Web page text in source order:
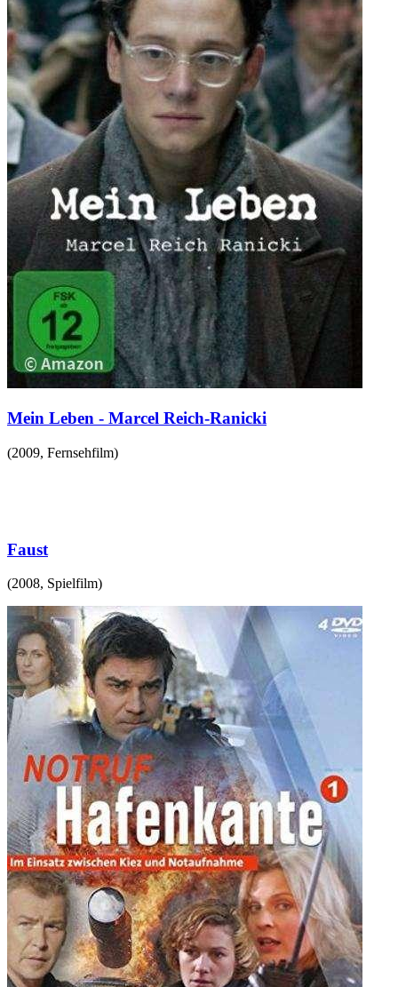
Mein Leben - Marcel Reich-Ranicki
(2009, Fernsehfilm)
Faust
(2008, Spielfilm)